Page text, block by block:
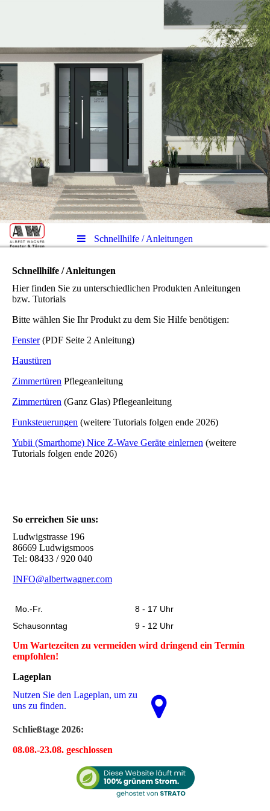
Schnellhilfe / Anleitungen
Schnellhilfe / Anleitungen
Hier finden Sie zu unterschiedlichen Produkten Anleitungen
bzw. Tutorials
Bitte wählen Sie Ihr Produkt zu dem Sie Hilfe benötigen:
Fenster(PDF Seite 2 Anleitung)
Haustüren
Zimmertüren Pflegeanleitung
Zimmertüren (Ganz Glas) Pflegeanleitung
Funksteuerungen (weitere Tutorials folgen ende 2026)
Yubii (Smarthome) Nice Z-Wave Geräte einlernen (weitere
Tutorials folgen ende 2026)
So erreichen Sie uns:
Ludwigstrasse 196
86669 Ludwigsmoos
Tel: 08433 / 920 040
INFO@albertwagner.com
Mo.-Fr.
8 - 17 Uhr
Schausonntag
9 - 12 Uhr
Um Wartezeiten zu vermeiden wird dringend ein Termin
empfohlen!
Lageplan
Nutzen Sie den La­ge­plan, um zu
uns zu finden.
Schließtage 2026:
08.08.-23.08. geschlossen